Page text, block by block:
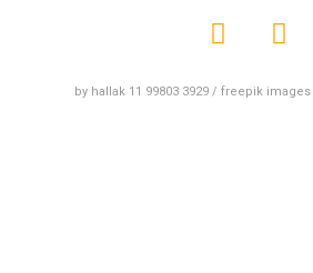
by hallak 11 99803 3929 / freepik